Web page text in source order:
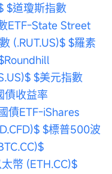
$道瓊斯指數
ETF-State Street
(.RUT.US)$ $羅素
$美元指數
債收益率
債ETF-iShares
$標普500波
幣 (ETH.CC)$